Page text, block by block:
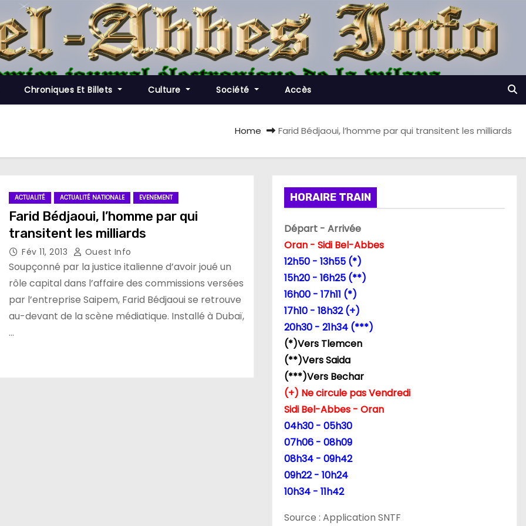
Chroniques Et Billets Culture Société Accès
Home Farid Bédjaoui, l’homme par qui transitent les milliards
ACTUALITÉ ACTUALITÉ NATIONALE EVENEMENT
Farid Bédjaoui, l’homme par qui
transitent les milliards
Fév 11, 2013 Ouest Info
Soupçonné par la justice italienne d’avoir joué un
rôle capital dans l’affaire des commissions versées
par l’entreprise Saipem, Farid Bédjaoui se retrouve
au-devant de la scène médiatique. Installé à Dubaï,
…
HORAIRE TRAIN
Départ - Arrivée
Oran - Sidi Bel-Abbes
12h50 - 13h55 (*)
15h20 - 16h25 (**)
16h00 - 17h11 (*)
17h10 - 18h32 (+)
20h30 - 21h34 (***)
(*)Vers Tlemcen
(**)Vers Saida
(***)Vers Bechar
(+) Ne circule pas Vendredi
Sidi Bel-Abbes - Oran
04h30 - 05h30
07h06 - 08h09
08h34 - 09h42
09h22 - 10h24
10h34 - 11h42
Source : Application SNTF